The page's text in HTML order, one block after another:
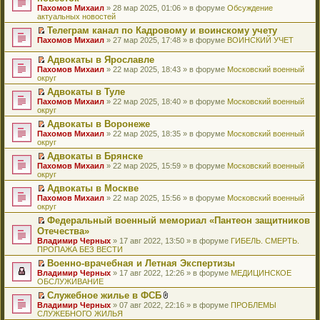
ю
щ
е
н
и
ю
о
о
б
щ
е
н
и
ю
о
м
у
с
о
б
щ
е
н
и
ю
а
н
н
м
у
с
о
о
б
щ
е
н
и
ю
о
ч
и
а
н
н
о
м
у
с
о
о
б
щ
е
н
и
ю
н
е
п
о
и
т
а
н
н
о
м
у
с
о
о
б
щ
е
н
и
ю
в
о
м
у
н
п
р
о
ч
и
т
а
н
н
о
м
у
с
о
о
б
щ
е
н
и
ю
п
е
р
о
м
у
н
е
п
р
о
ч
и
т
а
н
н
о
м
у
с
о
о
б
щ
е
н
и
ю
е
р
е
й
т
к
п
е
р
в
о
м
у
н
е
п
р
о
ч
и
т
а
н
н
о
м
у
с
о
о
б
щ
е
н
и
ю
Пахомов Михаил » 28 мар 2025, 01:06 » в форуме Обсуждение
актуальных новостей
П
р
е
й
т
и
к
п
е
р
в
о
м
у
н
е
п
р
о
ч
и
а
н
н
о
м
у
с
о
о
б
Телеграм канал по Кадровому и воинскому учету
Пахомов Михаил » 27 мар 2025, 17:48 » в форуме ВОИНСКИЙ УЧЕТ
П
е
р
е
й
т
и
к
п
е
р
в
о
м
у
н
е
п
р
о
ч
и
т
а
н
н
о
м
у
с
Адвокаты в Ярославле
Пахомов Михаил » 22 мар 2025, 18:43 » в форуме Московский военный
округ
П
е
р
е
й
т
и
к
п
е
р
в
о
м
у
н
е
п
р
о
ч
и
т
а
н
н
Адвокаты в Туле
Пахомов Михаил » 22 мар 2025, 18:40 » в форуме Московский военный
округ
П
е
р
е
й
т
и
к
п
е
р
в
о
м
у
н
е
п
р
о
ч
и
Адвокаты в Воронеже
Пахомов Михаил » 22 мар 2025, 18:35 » в форуме Московский военный
округ
П
е
р
е
й
т
и
к
п
е
р
в
о
м
у
н
е
п
р
Адвокаты в Брянске
Пахомов Михаил » 22 мар 2025, 15:59 » в форуме Московский военный
округ
П
е
р
е
й
т
и
к
п
е
р
в
о
м
у
Адвокаты в Москве
Пахомов Михаил » 22 мар 2025, 15:56 » в форуме Московский военный
округ
П
е
р
е
й
т
и
к
п
е
р
Федеральный военный мемориал «Пантеон защитников
Отечества»
Владимир Черных » 17 авг 2022, 13:50 » в форуме ГИБЕЛЬ. СМЕРТЬ.
ПРОПАЖА БЕЗ ВЕСТИ
П
е
р
е
й
т
Военно-врачебная и Летная Экспертизы
Владимир Черных » 17 авг 2022, 12:26 » в форуме МЕДИЦИНСКОЕ
ОБСЛУЖИВАНИЕ
П
е
Служебное жилье в ФСБ
В
Владимир Черных » 07 авг 2022, 22:16 » в форуме ПРОБЛЕМЫ
СЛУЖЕБНОГО ЖИЛЬЯ